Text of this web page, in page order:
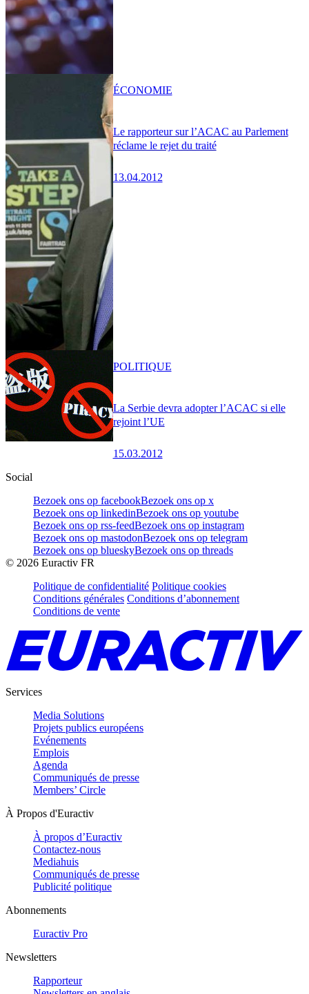
Le rapporteur sur l’ACAC au Parlement
réclame le rejet du traité
13.04.2012
ÉCONOMIE
La Serbie devra adopter l’ACAC si elle
rejoint l’UE
15.03.2012
POLITIQUE
Social
Bezoek ons op facebookBezoek ons op x
Bezoek ons op linkedinBezoek ons op youtube
Bezoek ons op rss-feedBezoek ons op instagram
Bezoek ons op mastodonBezoek ons op telegram
Bezoek ons op blueskyBezoek ons op threads
© 2026 Euractiv FR
Politique de confidentialité Politique cookies
Conditions générales Conditions d’abonnement
Conditions de vente
Services
Media Solutions
Projets publics européens
Evénements
Emplois
Agenda
Communiqués de presse
Members’ Circle
À Propos d'Euractiv
À propos d’Euractiv
Contactez-nous
Mediahuis
Communiqués de presse
Publicité politique
Abonnements
Euractiv Pro
Newsletters
Rapporteur